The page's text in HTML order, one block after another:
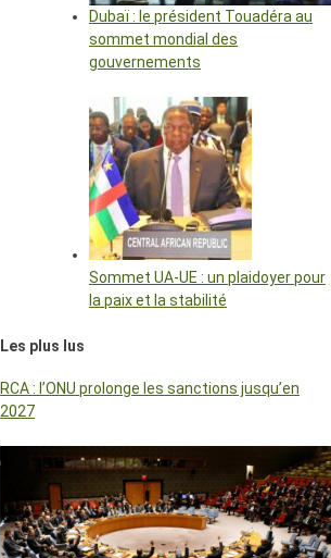
Dubaï : le président Touadéra au
sommet mondial des
gouvernements
Sommet UA-UE : un plaidoyer pour
la paix et la stabilité
Les plus lus
RCA : l’ONU prolonge les sanctions jusqu’en
2027